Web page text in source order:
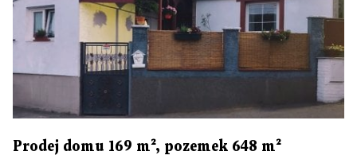
Prodej domu 169 m², pozemek 648 m²